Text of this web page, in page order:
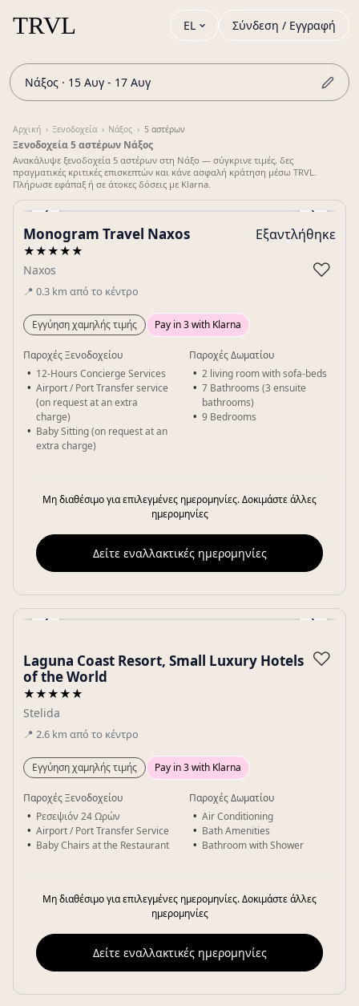
EL Σύνδεση / Εγγραφή
Νάξος · 15 Αυγ - 17 Αυγ
Αρχική › Ξενοδοχεία › Νάξος › 5 αστέρων
Ξενοδοχεία 5 αστέρων Νάξος
Ανακάλυψε ξενοδοχεία 5 αστέρων στη Νάξο — σύγκρινε τιμές, δες
πραγματικές κριτικές επισκεπτών και κάνε ασφαλή κράτηση μέσω TRVL.
Πλήρωσε εφάπαξ ή σε άτοκες δόσεις με Klarna.
‹ ›
Gallery
Monogram Travel Naxos
★★★★★
Naxos
📍 0.3 km από το κέντρο
Εξαντλήθηκε
♡
Εγγύηση χαμηλής τιμής Pay in 3 with Klarna
Παροχές Ξενοδοχείου
12-Hours Concierge Services
Airport / Port Transfer service
(on request at an extra
charge)
Baby Sitting (on request at an
extra charge)
Παροχές Δωματίου
2 living room with sofa-beds
7 Bathrooms (3 ensuite
bathrooms)
9 Bedrooms
Μη διαθέσιμο για επιλεγμένες ημερομηνίες. Δοκιμάστε άλλες
ημερομηνίες
Δείτε εναλλακτικές ημερομηνίες
‹ ›
Laguna Coast Resort, Small Luxury Hotels
of the World
★★★★★
Stelida
📍 2.6 km από το κέντρο
♡
Εγγύηση χαμηλής τιμής Pay in 3 with Klarna
Παροχές Ξενοδοχείου
Ρεσεψιόν 24 Ωρών
Airport / Port Transfer Service
Baby Chairs at the Restaurant
Παροχές Δωματίου
Air Conditioning
Bath Amenities
Bathroom with Shower
Μη διαθέσιμο για επιλεγμένες ημερομηνίες. Δοκιμάστε άλλες
ημερομηνίες
Δείτε εναλλακτικές ημερομηνίες